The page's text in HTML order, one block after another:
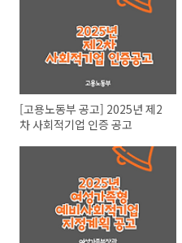
[고용노동부 공고] 2025년 제2
차 사회적기업 인증 공고